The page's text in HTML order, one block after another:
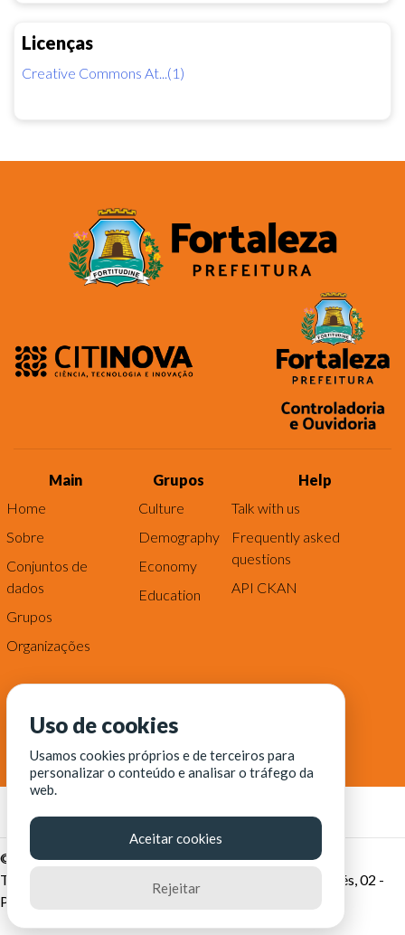
Licenças
Creative Commons At...(1)
Main
Home
Sobre
Conjuntos de
dados
Grupos
Organizações
Grupos
Culture
Demography
Economy
Education
Help
Talk with us
Frequently asked
questions
API CKAN
© Fortaleza Digital || CITINOVA - Fundação de Ciência,
Tecnologia e Inovação de Fortaleza - Rua dos Tremembés, 02 -
Praia de Iracema - Fortaleza-CE
Uso de cookies
Usamos cookies próprios e de terceiros para
personalizar o conteúdo e analisar o tráfego da
web.
Aceitar cookies
Rejeitar